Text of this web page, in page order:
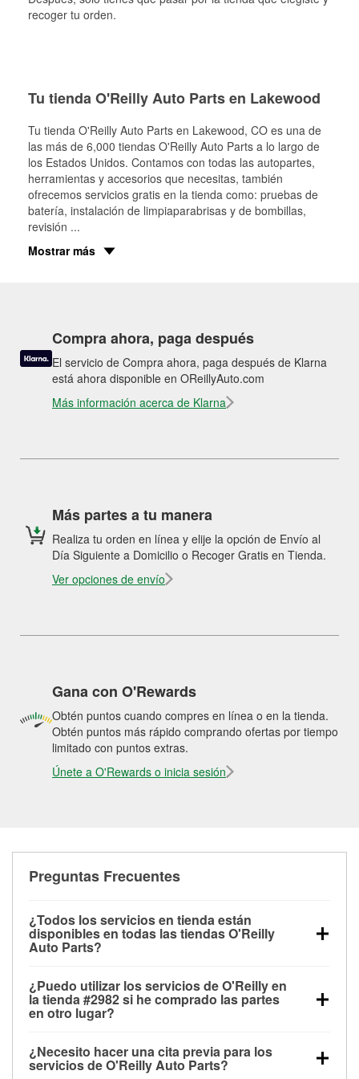
recoger tu orden.
Tu tienda O'Reilly Auto Parts en Lakewood
Tu tienda O'Reilly Auto Parts en Lakewood, CO es una de
las más de 6,000 tiendas O'Reilly Auto Parts a lo largo de
los Estados Unidos. Contamos con todas las autopartes,
herramientas y accesorios que necesitas, también
ofrecemos servicios gratis en la tienda como: pruebas de
batería, instalación de limpiaparabrisas y de bombillas,
revisión ...
Mostrar más
Compra ahora, paga después
El servicio de Compra ahora, paga después de Klarna
está ahora disponible en OReillyAuto.com
Más información acerca de Klarna
Más partes a tu manera
Realiza tu orden en línea y elije la opción de Envío al
Día Siguiente a Domicilio o Recoger Gratis en Tienda.
Ver opciones de envío
Gana con O'Rewards
Obtén puntos cuando compres en línea o en la tienda.
Obtén puntos más rápido comprando ofertas por tiempo
limitado con puntos extras.
Únete a O'Rewards o inicia sesión
Preguntas Frecuentes
¿Todos los servicios en tienda están
disponibles en todas las tiendas O'Reilly
Auto Parts?
las pruebas de batería, pruebas de alternador y
motor de arranque, revisión de la luz “Check Engine”
con O'Reilly VeriScan® e instalación de
limpiaparabrisas o bombillas, están disponibles en
todas las tiendas O'Reilly Auto Parts. La tienda
¿Puedo utilizar los servicios de O'Reilly en
la tienda #2982 si he comprado las partes
en otro lugar?
de O'Reilly Auto Parts que estén disponibles en la
¿Necesito hacer una cita previa para los
servicios de O'Reilly Auto Parts?